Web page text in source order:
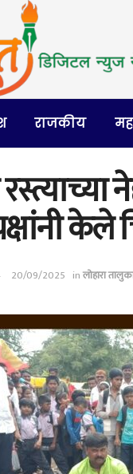
राजकीय
20/09/2025 inलोहारा